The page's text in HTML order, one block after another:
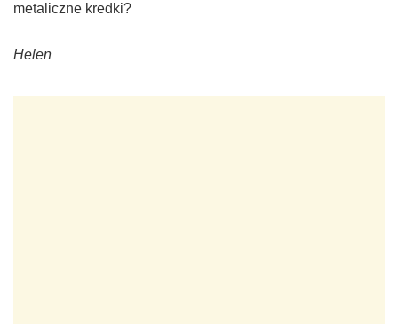
metaliczne kredki?
Helen